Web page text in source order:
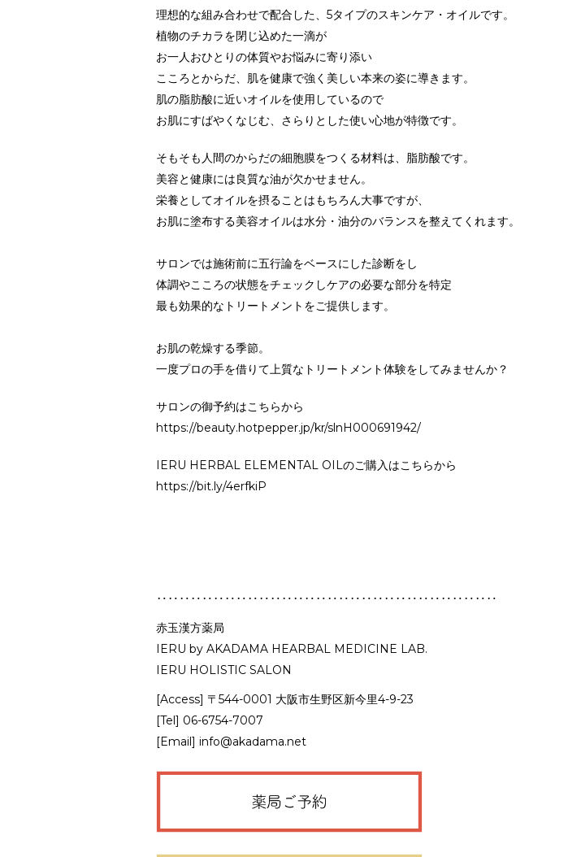
理想的な組み合わせで配合した、5タイプのスキンケア・オイルです。
植物のチカラを閉じ込めた一滴が
お一人おひとりの体質やお悩みに寄り添い
こころとからだ、肌を健康で強く美しい本来の姿に導きます。
肌の脂肪酸に近いオイルを使用しているので
お肌にすばやくなじむ、さらりとした使い心地が特徴です。
そもそも人間のからだの細胞膜をつくる材料は、脂肪酸です。
美容と健康には良質な油が欠かせません。
栄養としてオイルを摂ることはもちろん大事ですが、
お肌に塗布する美容オイルは水分・油分のバランスを整えてくれます。
サロンでは施術前に五行論をベースにした診断をし
体調やこころの状態をチェックしケアの必要な部分を特定
最も効果的なトリートメントをご提供します。
お肌の乾燥する季節。
一度プロの手を借りて上質なトリートメント体験をしてみませんか？
サロンの御予約はこちらから
https://beauty.hotpepper.jp/kr/slnH000691942/
IERU HERBAL ELEMENTAL OILのご購入はこちらから
https://bit.ly/4erfkiP
‥‥‥‥‥‥‥‥‥‥‥‥‥‥‥‥‥‥‥‥‥‥‥‥‥‥‥‥‥‥
赤玉漢方薬局
IERU by AKADAMA HEARBAL MEDICINE LAB.
IERU HOLISTIC SALON
[Access] 〒544-0001 大阪市生野区新今里4-9-23
[Tel] 06-6754-7007
[Email] info@akadama.net